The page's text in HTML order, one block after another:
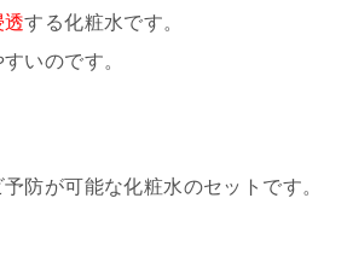
透する化粧水です。
いのです。
防が可能な化粧水のセットです。